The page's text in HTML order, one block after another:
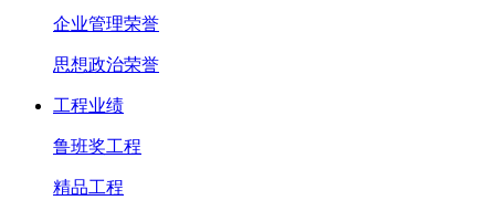
企业管理荣誉
思想政治荣誉
工程业绩
鲁班奖工程
精品工程